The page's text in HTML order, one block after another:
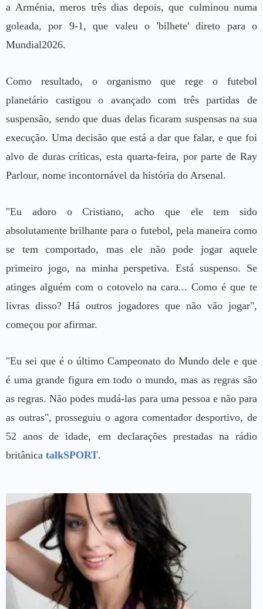
a Arménia, meros três dias depois, que culminou numa
goleada, por 9-1, que valeu o 'bilhete' direto para o
Mundial2026.
Como resultado, o organismo que rege o futebol
planetário castigou o avançado com três partidas de
suspensão, sendo que duas delas ficaram suspensas na sua
execução. Uma decisão que está a dar que falar, e que foi
alvo de duras críticas, esta quarta-feira, por parte de Ray
Parlour, nome incontornável da história do Arsenal.
"Eu adoro o Cristiano, acho que ele tem sido
absolutamente brilhante para o futebol, pela maneira como
se tem comportado, mas ele não pode jogar aquele
primeiro jogo, na minha perspetiva. Está suspenso. Se
atinges alguém com o cotovelo na cara... Como é que te
livras disso? Há outros jogadores que não vão jogar",
começou por afirmar.
"Eu sei que é o último Campeonato do Mundo dele e que
é uma grande figura em todo o mundo, mas as regras são
as regras. Não podes mudá-las para uma pessoa e não para
as outras", prosseguiu o agora comentador desportivo, de
52 anos de idade, em declarações prestadas na rádio
britânica talkSPORT.